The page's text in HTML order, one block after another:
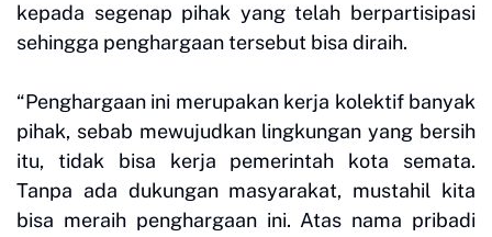
kepada segenap pihak yang telah berpartisipasi
sehingga penghargaan tersebut bisa diraih.
“Penghargaan ini merupakan kerja kolektif banyak
pihak, sebab mewujudkan lingkungan yang bersih
itu, tidak bisa kerja pemerintah kota semata.
Tanpa ada dukungan masyarakat, mustahil kita
bisa meraih penghargaan ini. Atas nama pribadi